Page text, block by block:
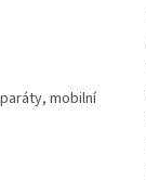
mobilní